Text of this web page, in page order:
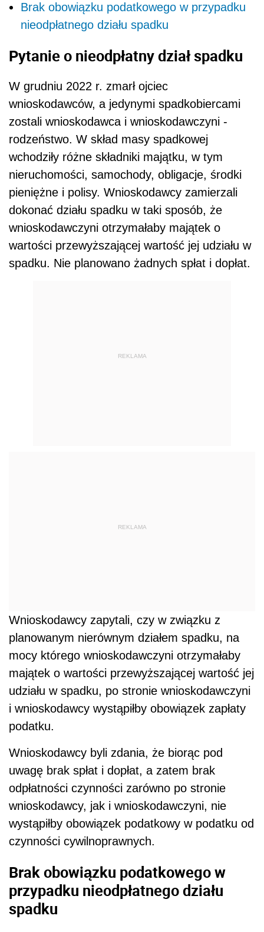
Brak obowiązku podatkowego w przypadku
nieodpłatnego działu spadku
Pytanie o nieodpłatny dział spadku
W grudniu 2022 r. zmarł ojciec
wnioskodawców, a jedynymi spadkobiercami
zostali wnioskodawca i wnioskodawczyni -
rodzeństwo. W skład masy spadkowej
wchodziły różne składniki majątku, w tym
nieruchomości, samochody, obligacje, środki
pieniężne i polisy. Wnioskodawcy zamierzali
dokonać działu spadku w taki sposób, że
wnioskodawczyni otrzymałaby majątek o
wartości przewyższającej wartość jej udziału w
spadku. Nie planowano żadnych spłat i dopłat.
REKLAMA
REKLAMA
Wnioskodawcy zapytali, czy w związku z
planowanym nierównym działem spadku, na
mocy którego wnioskodawczyni otrzymałaby
majątek o wartości przewyższającej wartość jej
udziału w spadku, po stronie wnioskodawczyni
i wnioskodawcy wystąpiłby obowiązek zapłaty
podatku.
Wnioskodawcy byli zdania, że biorąc pod
uwagę brak spłat i dopłat, a zatem brak
odpłatności czynności zarówno po stronie
wnioskodawcy, jak i wnioskodawczyni, nie
wystąpiłby obowiązek podatkowy w podatku od
czynności cywilnoprawnych.
Brak obowiązku podatkowego w
przypadku nieodpłatnego działu
spadku